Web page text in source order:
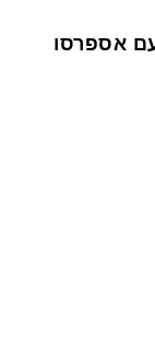
אספרסו